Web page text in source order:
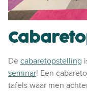
De cabaretopstelling
seminar! Een
tafels waar men